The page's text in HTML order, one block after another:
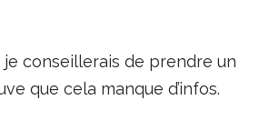
je conseillerais de prendre un
que cela manque d’infos.